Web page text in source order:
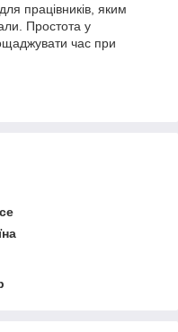
працівників, яким
Простота у
час при